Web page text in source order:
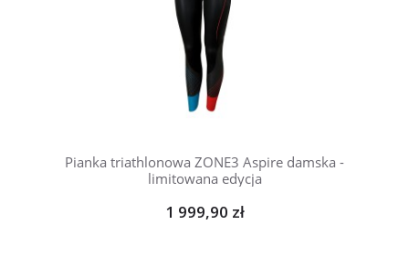
Pianka triathlonowa ZONE3 Aspire damska -
limitowana edycja
1 999,90 zł